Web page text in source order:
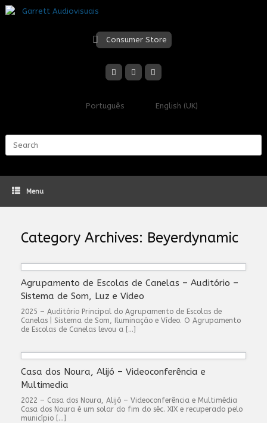
Skip
to
Consumer Store
Português English (UK)
Menu
Category Archives: Beyerdynamic
Agrupamento de Escolas de Canelas – Auditório –
Sistema de Som, Luz e Video
2025 – Auditório Principal do Agrupamento de Escolas de
Canelas | Sistema de Som, Iluminação e Vídeo. O Agrupamento
de Escolas de Canelas levou a […]
Casa dos Noura, Alijó – Videoconferência e
Multimedia
2022 – Casa dos Noura, Alijó – Videoconferência e Multimédia
Casa dos Noura é um solar do fim do séc. XIX e recuperado pelo
município […]